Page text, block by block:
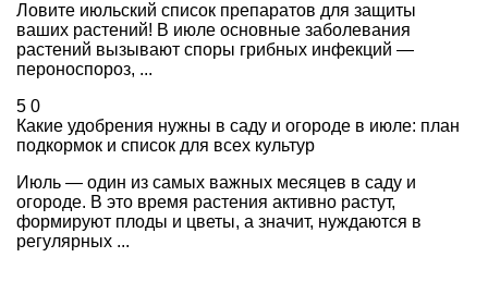
Ловите июльский список препаратов для защиты
ваших растений! В июле основные заболевания
растений вызывают споры грибных инфекций —
пероноспороз, ...
5 0
Какие удобрения нужны в саду и огороде в июле: план
подкормок и список для всех культур
Июль — один из самых важных месяцев в саду и
огороде. В это время растения активно растут,
формируют плоды и цветы, а значит, нуждаются в
регулярных ...